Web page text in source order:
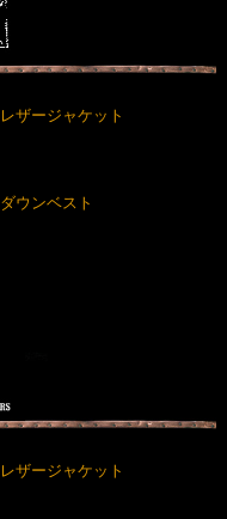
レザージャケット
ダウンベスト
レザージャケット